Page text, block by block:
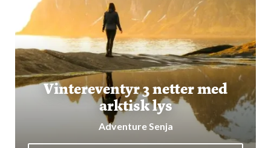
Vintereventyr 3 netter med
arktisk lys
Adventure Senja